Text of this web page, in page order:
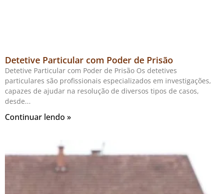
Detetive Particular com Poder de Prisão
Detetive Particular com Poder de Prisão Os detetives
particulares são profissionais especializados em investigações,
capazes de ajudar na resolução de diversos tipos de casos,
desde
Continuar lendo »